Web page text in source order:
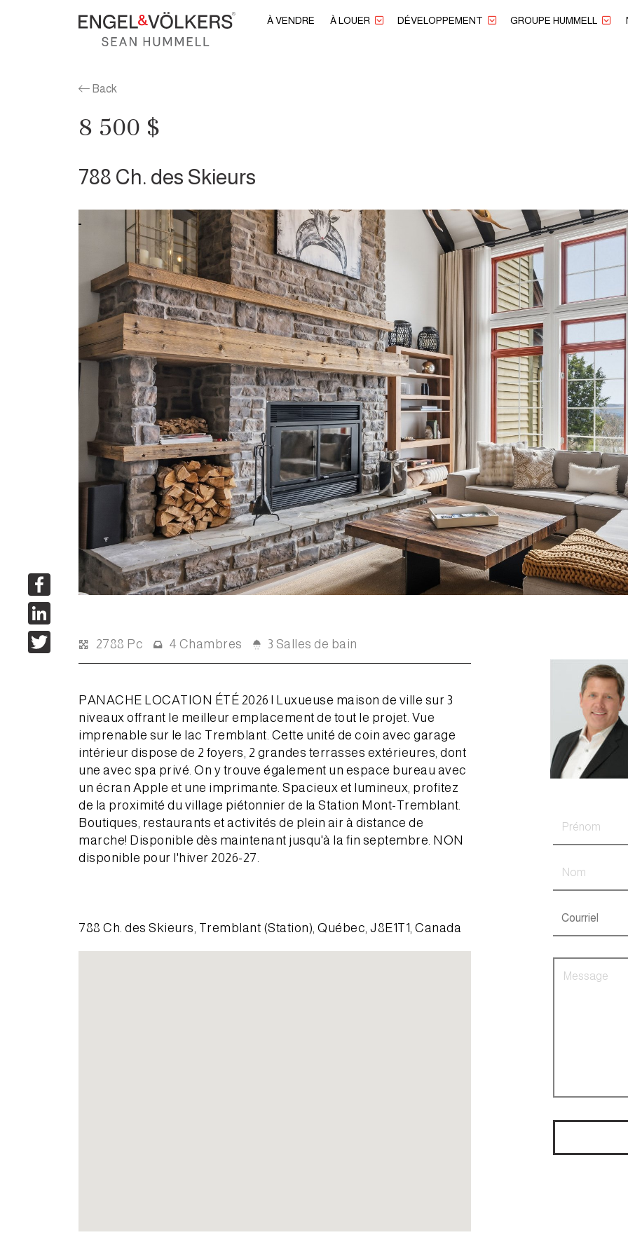
À VENDRE À LOUER DÉVELOPPEMENT GROUPE HUMMELL
Facebook
Twitter
Back
8 500 $
788 Ch. des Skieurs
2788 Pc 4 Chambres 3 Salles de bain
PANACHE LOCATION ÉTÉ 2026 | Luxueuse maison de ville sur 3
niveaux offrant le meilleur emplacement de tout le projet. Vue
imprenable sur le lac Tremblant. Cette unité de coin avec garage
intérieur dispose de 2 foyers, 2 grandes terrasses extérieures, dont
une avec spa privé. On y trouve également un espace bureau avec
un écran Apple et une imprimante. Spacieux et lumineux, profitez
de la proximité du village piétonnier de la Station Mont-Tremblant.
Boutiques, restaurants et activités de plein air à distance de
marche! Disponible dès maintenant jusqu'à la fin septembre. NON
disponible pour l'hiver 2026-27.
788 Ch. des Skieurs, Tremblant (Station), Québec, J8E1T1, Canada